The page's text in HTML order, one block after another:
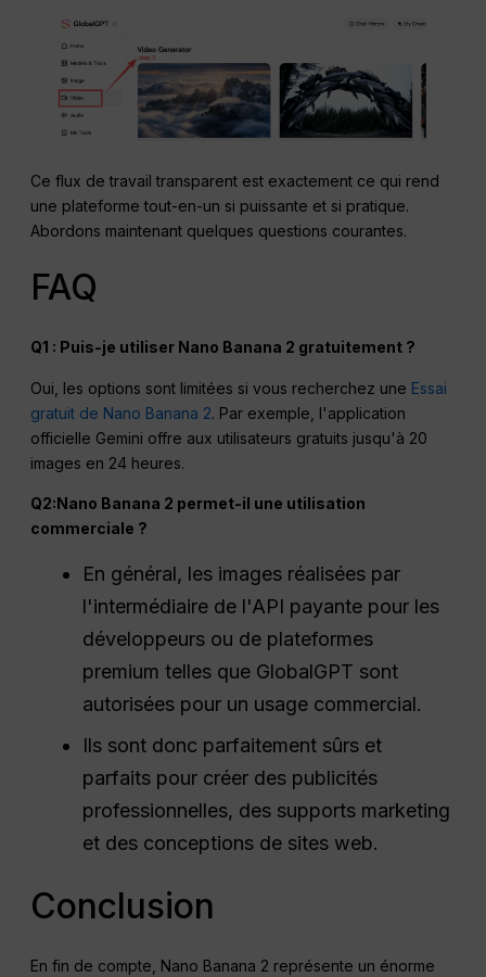
Ce flux de travail transparent est exactement ce qui rend
une plateforme tout-en-un si puissante et si pratique.
Abordons maintenant quelques questions courantes.
FAQ
Q1 : Puis-je utiliser Nano Banana 2 gratuitement ?
Oui, les options sont limitées si vous recherchez une Essai
gratuit de Nano Banana 2. Par exemple, l'application
officielle Gemini offre aux utilisateurs gratuits jusqu'à 20
images en 24 heures.
Q2:Nano Banana 2 permet-il une utilisation
commerciale ?
En général, les images réalisées par
l'intermédiaire de l'API payante pour les
développeurs ou de plateformes
premium telles que GlobalGPT sont
autorisées pour un usage commercial.
Ils sont donc parfaitement sûrs et
parfaits pour créer des publicités
professionnelles, des supports marketing
et des conceptions de sites web.
Conclusion
En fin de compte, Nano Banana 2 représente un énorme